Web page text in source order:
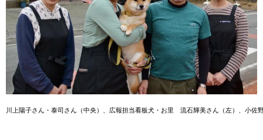
川上陽子さん・泰司さん（中央）、広報担当看板犬・お里　流石輝美さん（左）、小佐